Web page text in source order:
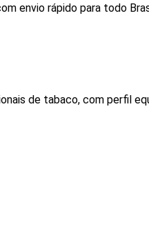
envio rápido para todo
de tabaco, com perfil